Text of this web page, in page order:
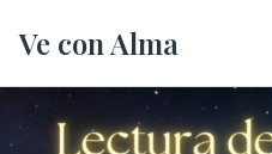
Ve con Alma